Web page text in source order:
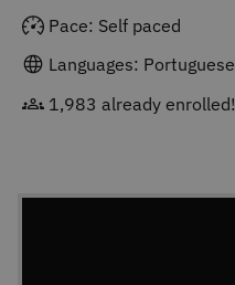
Pace: Self paced
Languages: Portuguese
1,983 already enrolled!